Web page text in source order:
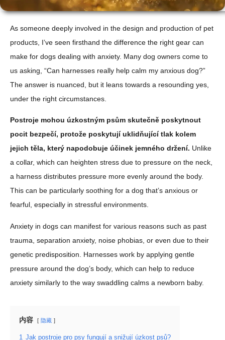
As someone deeply involved in the design and production of pet
products, I’ve seen firsthand the difference the right gear can
make for dogs dealing with anxiety. Many dog owners come to
us asking, “Can harnesses really help calm my anxious dog?”
The answer is nuanced, but it leans towards a resounding yes,
under the right circumstances.
Postroje mohou úzkostným psům skutečně poskytnout
pocit bezpečí, protože poskytují uklidňující tlak kolem
jejich těla, který napodobuje účinek jemného držení. Unlike
a collar, which can heighten stress due to pressure on the neck,
a harness distributes pressure more evenly around the body.
This can be particularly soothing for a dog that’s anxious or
fearful, especially in stressful environments.
Anxiety in dogs can manifest for various reasons such as past
trauma, separation anxiety, noise phobias, or even due to their
genetic predisposition. Harnesses work by applying gentle
pressure around the dog’s body, which can help to reduce
anxiety similarly to the way swaddling calms a newborn baby.
内容 隐藏
1 Jak postroje pro psy fungují a snižují úzkost psů?